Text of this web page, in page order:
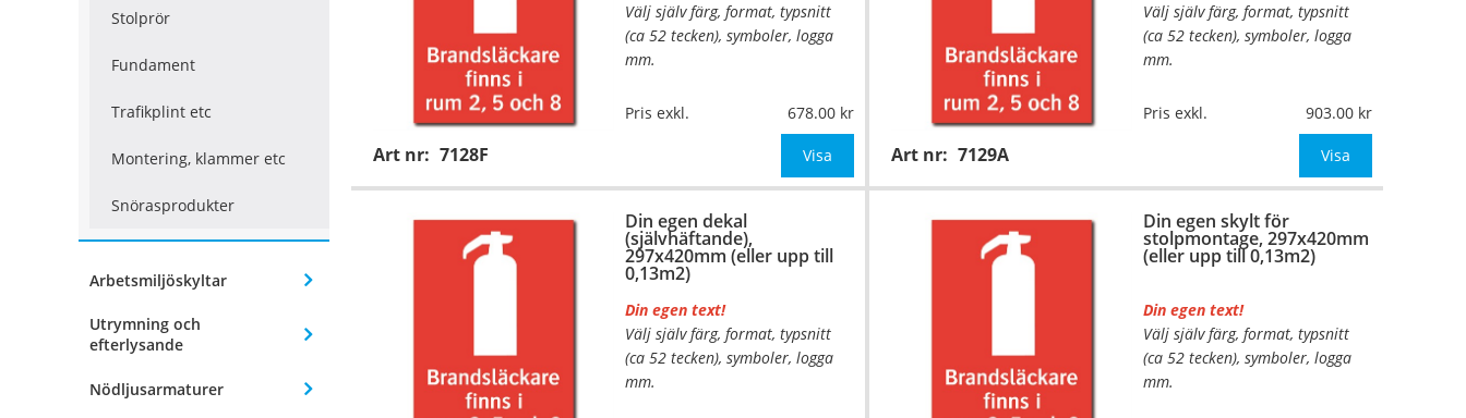
Stolprör
Fundament
Trafikplint etc
Montering, klammer etc
Snörasprodukter
Arbetsmiljöskyltar
Utrymning och
efterlysande
Nödljusarmaturer
Art nr: 7128F
Välj själv färg, format, typsnitt
(ca 52 tecken), symboler, logga
mm.
Material:
Självhäftande folie
210x297mm (eller annat
OBS!
Pris exkl. 678.00
Visa Art nr: 7129A
Välj själv färg, format, typsnitt
(ca 52 tecken), symboler, logga
mm.
Material:
Plan aluminium,
0,7mm (väggmontage)
297x420mm (eller annat
Be om offert vid antal
Pris exkl. 903.00
Visa
Din egen dekal
(självhäftande),
297x420mm (eller upp till
0,13m2)
Din egen text!
Välj själv färg, format, typsnitt
(ca 52 tecken), symboler, logga
mm.
Din egen skylt för
stolpmontage, 297x420mm
(eller upp till 0,13m2)
Din egen text!
Välj själv färg, format, typsnitt
(ca 52 tecken), symboler, logga
mm.